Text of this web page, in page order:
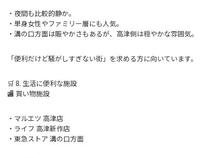
・夜間も比較的静か。
・単身女性やファミリー層にも人気。
・溝の口方面は賑やかさもあるが、高津側は穏やかな雰囲気。
「便利だけど騒がしすぎない街」を求める方に向いています。
🛒 8. 生活に便利な施設
🏬 買い物施設
・マルエツ 高津店
・ライフ 高津新作店
・東急ストア 溝の口方面